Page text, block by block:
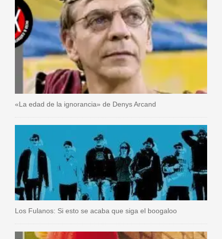
«La edad de la ignorancia» de Denys Arcand
Los Fulanos: Si esto se acaba que siga el boogaloo